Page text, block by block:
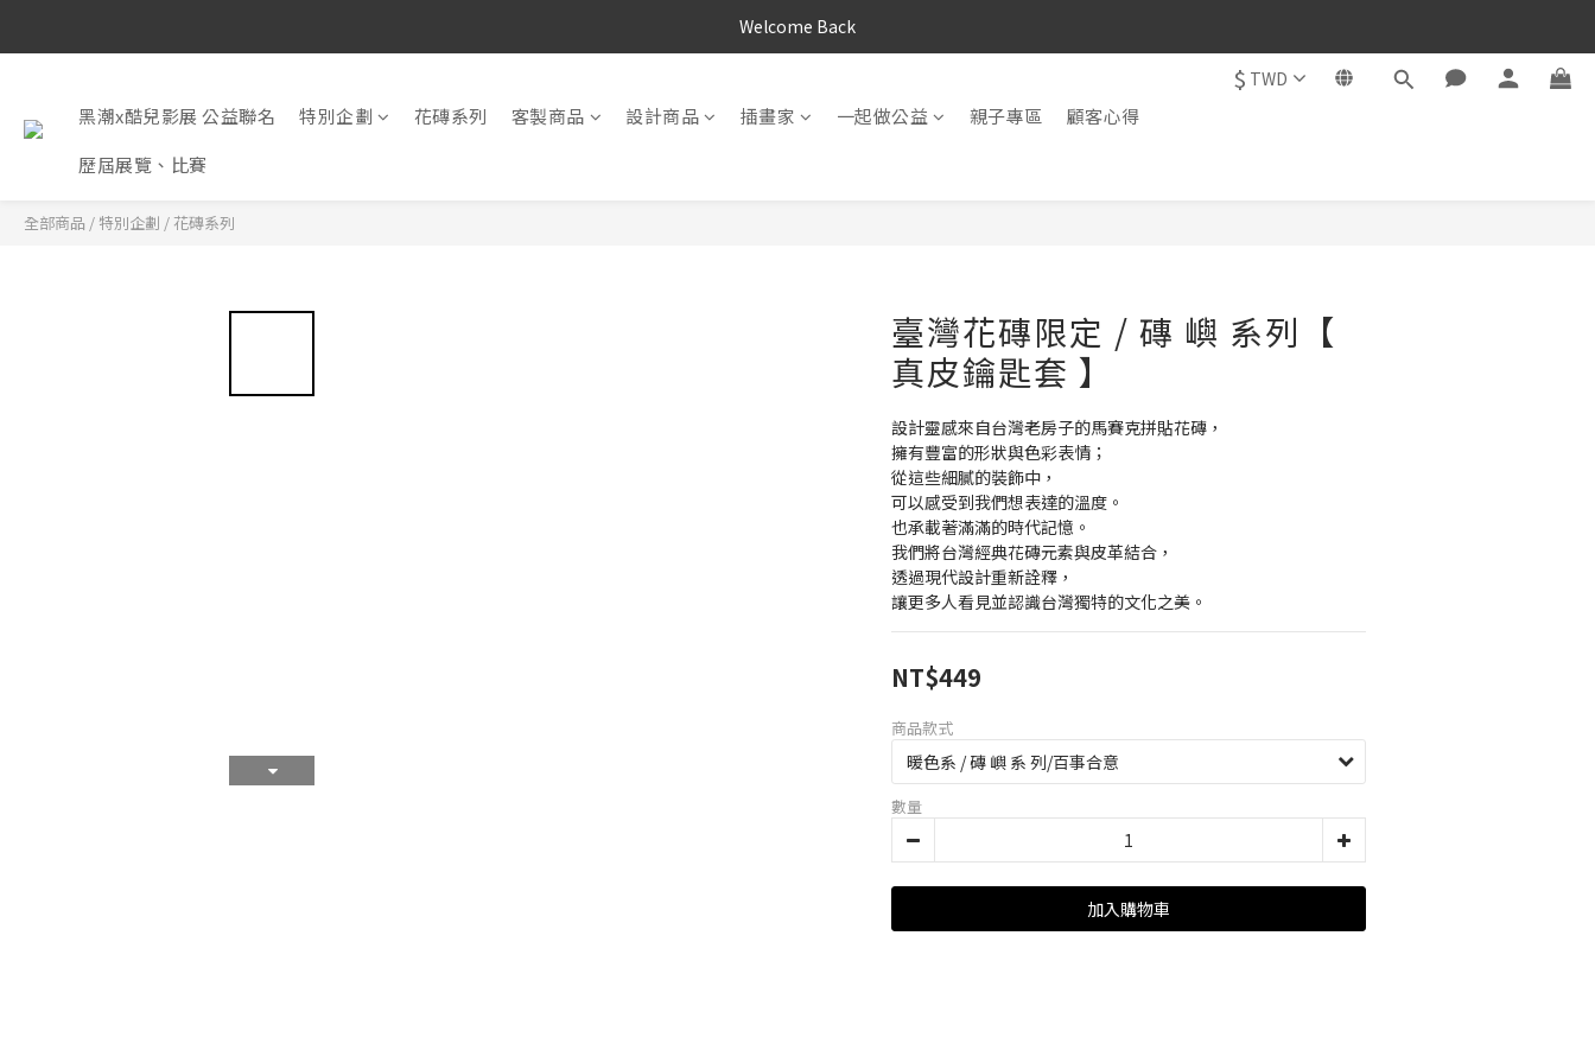
Welcome Back
$ TWD
黑潮x酷兒影展 公益聯名 特別企劃 花磚系列 客製商品 設計商品 插畫家 一起做公益 親子專區
顧客心得
歷屆展覽、比賽
全部商品 /特別企劃 / 花磚系列
臺灣花磚限定 / 磚 嶼 系列【
真皮鑰匙套 】
設計靈感來自台灣老房子的馬賽克拼貼花磚，
擁有豐富的形狀與色彩表情；
從這些細膩的裝飾中，
可以感受到我們想表達的溫度。
也承載著滿滿的時代記憶。
我們將台灣經典花磚元素與皮革結合，
透過現代設計重新詮釋，
讓更多人看見並認識台灣獨特的文化之美。
NT$449
商品款式
數量
加入購物車